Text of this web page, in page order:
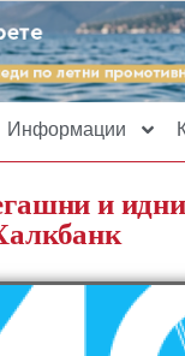
Информации
и